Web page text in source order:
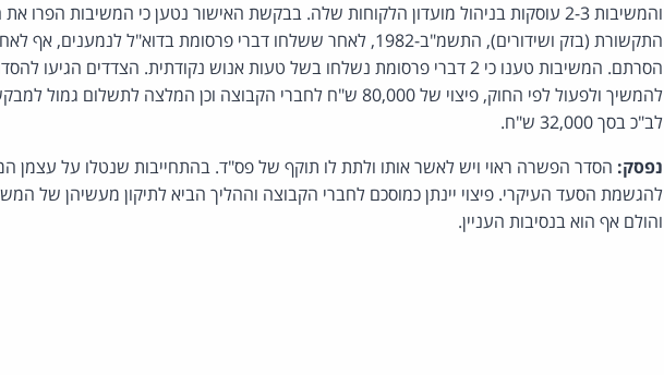
התקשורת (בזק ושידורים), התשמ"ב-1982, לאחר ששלחו דברי פרסומת בדוא"ל
הסרתם. המשיבות טענו כי 2 דברי פרסומת נשלחו בשל טעות אנוש נקודתית. הצדדים
לב"כ בסך 32,000 ש"ח.
נפסק: הסדר הפשרה ראוי ויש לאשר אותו ולתת לו תוקף של פס"ד. בהתחייבות שנטלו על עצמן
להגשמת הסעד העיקרי. פיצוי יינתן כמוסכם לחברי הקבוצה וההליך הביא לתיקון מעשיהן של
והולם אף הוא בנסיבות העניין.